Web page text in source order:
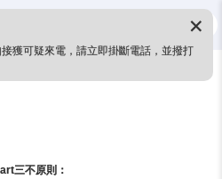
獲可疑來電，請立即掛斷電話，並撥打
✕
三不原則：